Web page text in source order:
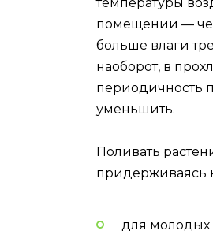
помещении —
больше влаги
наоборот, в
периодичность
уменьшить.
Поливать
придерживаясь
для молодых